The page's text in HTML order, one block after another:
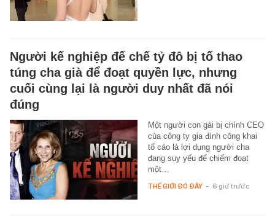
Người kế nghiệp đế chế tỷ đô bị tố thao
túng cha già để đoạt quyền lực, nhưng
cuối cùng lại là người duy nhất đã nói
đúng
Một người con gái bị chính CEO
của công ty gia đình công khai
tố cáo là lợi dụng người cha
đang suy yếu để chiếm đoạt
một…
THẾ GIỚI ĐÓ ĐÂY - 6 giờ trước